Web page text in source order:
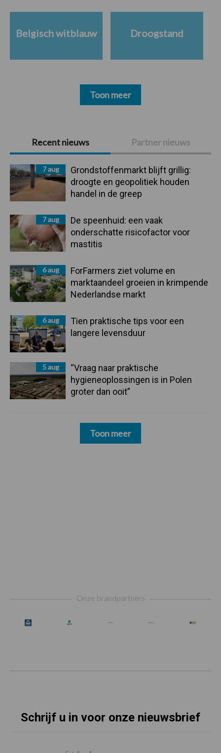
Primaire
Sidebar
Recent nieuws Partner nieuws
7 aug
Grondstoffenmarkt blijft grillig:
droogte en geopolitiek houden
handel in de greep
7 aug
De speenhuid: een vaak
onderschatte risicofactor voor
mastitis
6 aug
ForFarmers ziet volume en
marktaandeel groeien in krimpende
Nederlandse markt
6 aug
Tien praktische tips voor een
langere levensduur
5 aug
“Vraag naar praktische
hygieneoplossingen is in Polen
groter dan ooit”
Toon meer
Belgisch witblauw Droogstand
Toon meer
Onze brandpartners
Schrijf u in voor onze nieuwsbrief